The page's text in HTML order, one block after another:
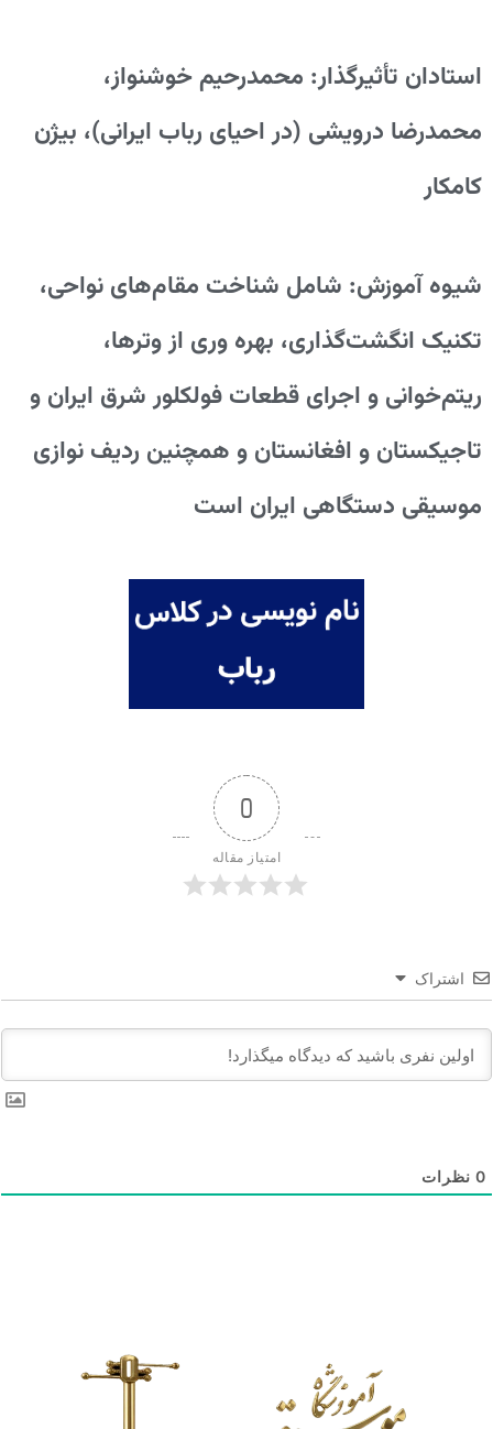
استادان تأثیرگذار: محمدرحیم خوشنواز،
محمدرضا درویشی (در احیای رباب ایرانی)، بیژن
کامکار
شیوه آموزش: شامل شناخت مقام‌های نواحی،
تکنیک انگشت‌گذاری، بهره وری از وترها،
ریتم‌خوانی و اجرای قطعات فولکلور شرق ایران و
تاجیکستان و افغانستان و همچنین ردیف نوازی
موسیقی دستگاهی ایران است
0
امتیاز مقاله
اشتراک
0 نظرات